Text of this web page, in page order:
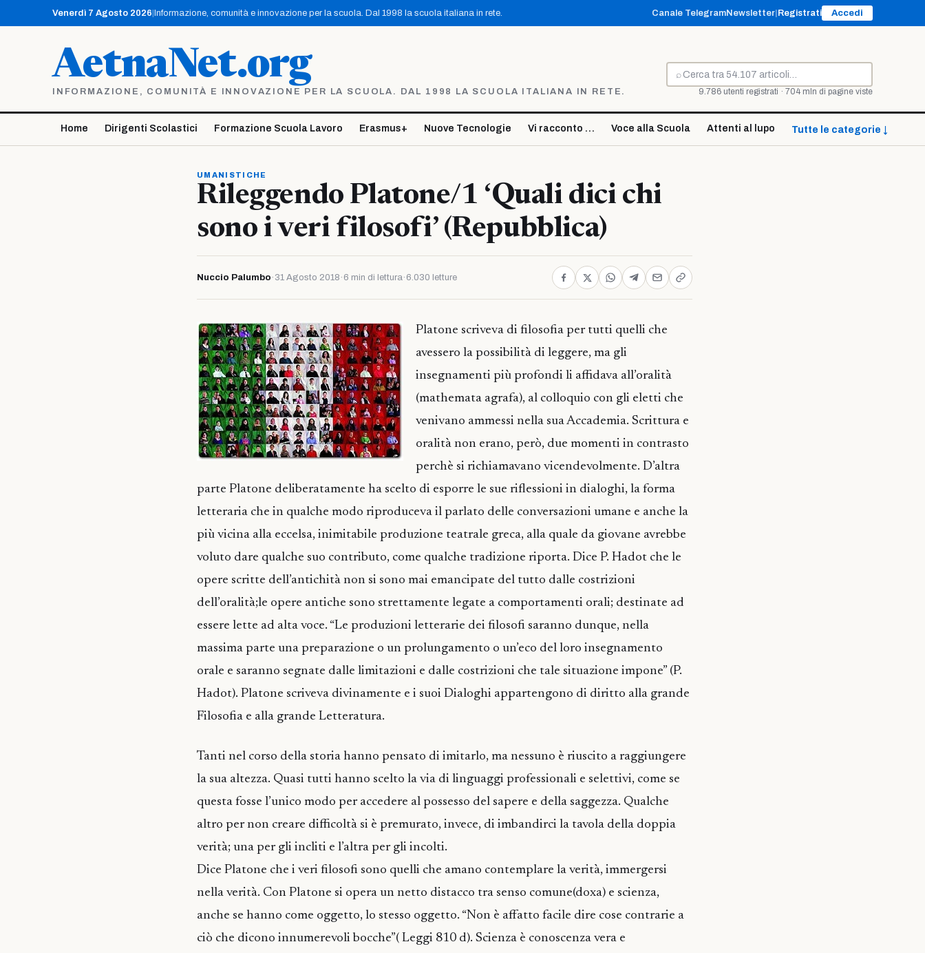
contenuto
Venerdì 7 Agosto 2026 Informazione, comunità e innovazione per la scuola. Dal 1998 la scuola italiana in rete. Canale TelegramNewsletter Registrati Accedi
AetnaNet.org
INFORMAZIONE, COMUNITÀ E INNOVAZIONE PER LA SCUOLA. DAL 1998 LA SCUOLA ITALIANA IN RETE.
⌕
Cerca
9.786 utenti registrati · 704 mln di pagine viste
Home Dirigenti Scolastici Formazione Scuola Lavoro Erasmus+ Nuove Tecnologie Vi racconto … Voce alla Scuola Attenti al lupo Tutte le categorie ↓
UMANISTICHE
Rileggendo Platone/1 ‘Quali dici chi
sono i veri filosofi’ (Repubblica)
Nuccio Palumbo · 31 Agosto 2018 · 6 min di lettura· 6.030 letture
Platone scriveva di filosofia per tutti quelli che
avessero la possibilità di leggere, ma gli
insegnamenti più profondi li affidava all’oralità
(mathemata agrafa), al colloquio con gli eletti che
venivano ammessi nella sua Accademia. Scrittura e
oralità non erano, però, due momenti in contrasto
perchè si richiamavano vicendevolmente. D’altra
parte Platone deliberatamente ha scelto di esporre le sue riflessioni in dialoghi, la forma
letteraria che in qualche modo riproduceva il parlato delle conversazioni umane e anche la
più vicina alla eccelsa, inimitabile produzione teatrale greca, alla quale da giovane avrebbe
voluto dare qualche suo contributo, come qualche tradizione riporta. Dice P. Hadot che le
opere scritte dell’antichità non si sono mai emancipate del tutto dalle costrizioni
dell’oralità;le opere antiche sono strettamente legate a comportamenti orali; destinate ad
essere lette ad alta voce. “Le produzioni letterarie dei filosofi saranno dunque, nella
massima parte una preparazione o un prolungamento o un’eco del loro insegnamento
orale e saranno segnate dalle limitazioni e dalle costrizioni che tale situazione impone” (P.
Hadot). Platone scriveva divinamente e i suoi Dialoghi appartengono di diritto alla grande
Filosofia e alla grande Letteratura.
Tanti nel corso della storia hanno pensato di imitarlo, ma nessuno è riuscito a raggiungere
la sua altezza. Quasi tutti hanno scelto la via di linguaggi professionali e selettivi, come se
questa fosse l’unico modo per accedere al possesso del sapere e della saggezza. Qualche
altro per non creare difficoltà si è premurato, invece, di imbandirci la tavola della doppia
verità; una per gli incliti e l’altra per gli incolti.
Dice Platone che i veri filosofi sono quelli che amano contemplare la verità, immergersi
nella verità. Con Platone si opera un netto distacco tra senso comune(doxa) e scienza,
anche se hanno come oggetto, lo stesso oggetto. “Non è affatto facile dire cose contrarie a
ciò che dicono innumerevoli bocche”( Leggi 810 d). Scienza è conoscenza vera e